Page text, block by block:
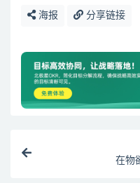
海报 分享链接
在物